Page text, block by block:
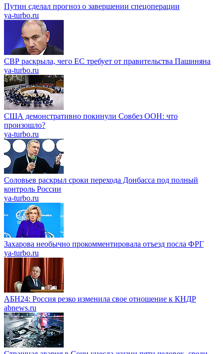
Путин сделал прогноз о завершении спецоперации
ya-turbo.ru
СВР раскрыла, чего ЕС требует от правительства Пашиняна
ya-turbo.ru
США демонстративно покинули Совбез ООН: что
произошло?
ya-turbo.ru
Соловьев раскрыл сроки перехода Донбасса под полный
контроль России
ya-turbo.ru
Захарова необычно прокомментировала отъезд посла ФРГ
ya-turbo.ru
АБН24: Россия резко изменила свое отношение к КНДР
abnews.ru